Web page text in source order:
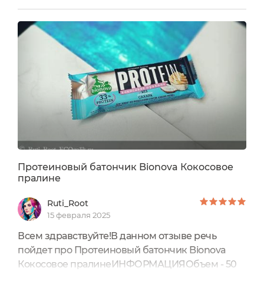
температуре не более 25 ºС и относительной
влажности воздуха не более 75 %.Срок
годности: 1 год, при открытии упаковки - 1
минута Шучу, такая вкусняшка съедается даже
быстрее чем за минуту)))...
Протеиновый батончик Bionova Кокосовое
пралине
Ruti_Root
15 февраля 2025
Всем здравствуйте!В данном отзыве речь
пойдет про Протеиновый батончик Bionova
Кокосовое пралинеИНФОРМАЦИЯОбъем - 50